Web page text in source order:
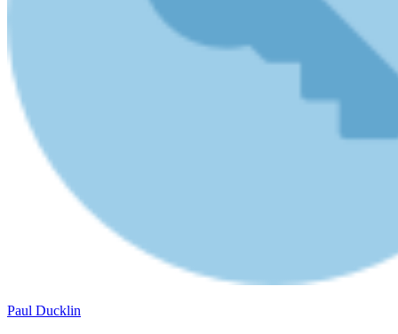
Paul Ducklin